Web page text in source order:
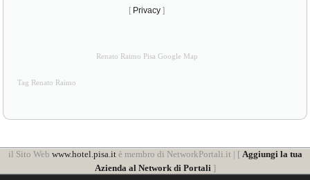
[ Privacy ]
Renato Raimo Pisa Google Map
Tag Renato Raimo
il Sito Web www.hotel.pisa.itè membro di NetworkPortali.it | [ Aggiungi la tua
Azienda al Network di Portali]